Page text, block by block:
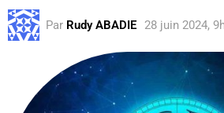
Par Rudy ABADIE 28 juin 2024,